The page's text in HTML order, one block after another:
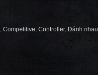
, Competitive, Controller, Đánh nhau